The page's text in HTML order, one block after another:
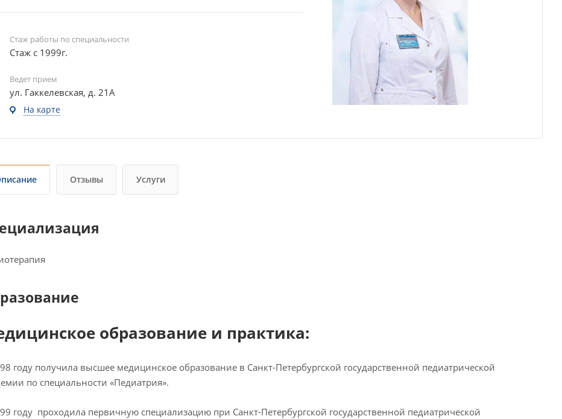
Стаж работы по специальности
Стаж с 1999г.
Ведет прием
ул. Гаккелевская, д. 21А
На карте
Отзывы Услуги
образование и практика:
году получила высшее медицинское образование в Санкт-Петербургской государственной педиатрической
по специальности «Педиатрия».
году проходила первичную специализацию при Санкт-Петербургской государственной педиатрической